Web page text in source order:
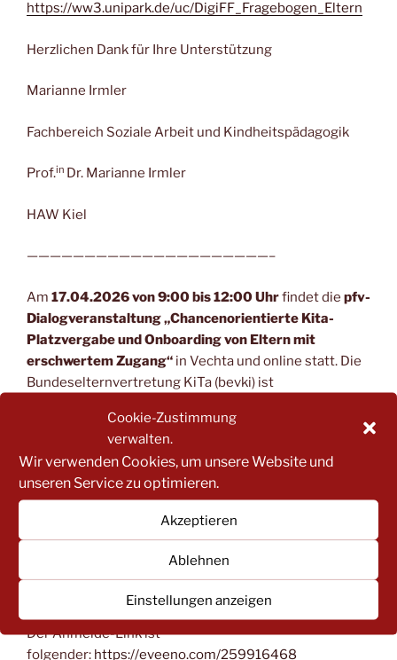
Cookie-Zustimmung
verwalten.
Wir verwenden Cookies, um unsere Website und
unseren Service zu optimieren.
Akzeptieren
Ablehnen
Einstellungen anzeigen
https://ww3.unipark.de/uc/DigiFF_Fragebogen_Eltern
Herzlichen Dank für Ihre Unterstützung
Marianne Irmler
Fachbereich Soziale Arbeit und Kindheitspädagogik
Prof.in Dr. Marianne Irmler
HAW Kiel
—————————————————————–
Am 17.04.2026 von 9:00 bis 12:00 Uhrfindet die pfv-
Dialogveranstaltung „Chancenorientierte Kita-
Platzvergabe und Onboarding von Eltern mit
erschwertem Zugang“ in Vechta und online statt. Die
Bundeselternvertretung KiTa (bevki) ist
herzlich zu dieser hybriden Veranstaltung ein.
Die Einladung zu der Veranstaltung findet ihr im
Anhang dieser Mail.
Weitere Infos findet ihr auch unter
chancenorientierte-kita-platzvergabe-und-
onboarding-von-eltern-mit-erschwertem-zugang/
Der Anmelde-Link ist
folgender: https://eveeno.com/259916468